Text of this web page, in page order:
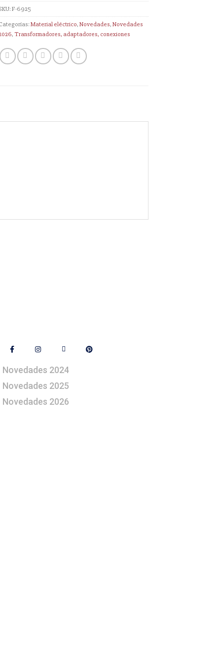
F-6925
Material eléctrico,Novedades,Novedades
, Transformadores, adaptadores, conexiones
Novedades 2024
Novedades 2025
Novedades 2026